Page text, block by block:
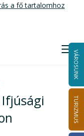
a fő tartalomhoz
VÁROSUNK
TURIZMUS
és Ifjúsági